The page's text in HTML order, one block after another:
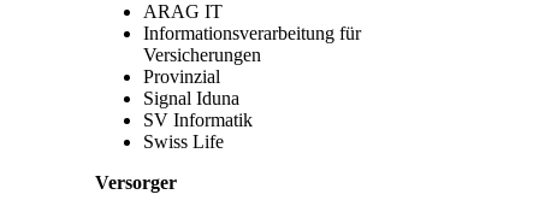
ARAG IT
Informationsverarbeitung für
Versicherungen
Provinzial
Signal Iduna
SV Informatik
Swiss Life
Versorger